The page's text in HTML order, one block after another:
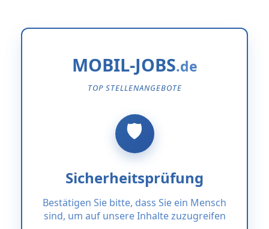
MOBIL-JOBS
TOP STELLENANGEBOTE
Sicherheitsprüfung
Bestätigen Sie bitte, dass Sie ein Mensch
sind, um auf unsere Inhalte zuzugreifen